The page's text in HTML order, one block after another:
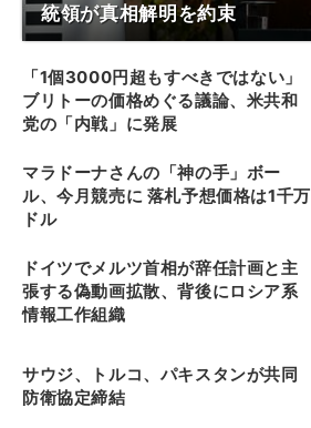
統領が真相解明を約束
「1個3000円超もすべきではない」
ブリトーの価格めぐる議論、米共和
党の「内戦」に発展
マラドーナさんの「神の手」ボー
ル、今月競売に 落札予想価格は1千万
ドル
ドイツでメルツ首相が辞任計画と主
張する偽動画拡散、背後にロシア系
情報工作組織
サウジ、トルコ、パキスタンが共同
防衛協定締結